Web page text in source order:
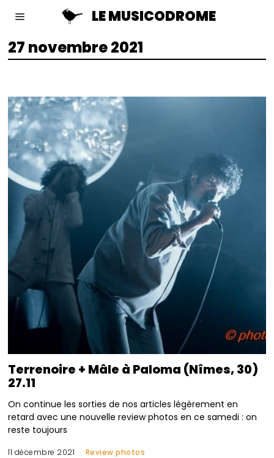
LE MUSICODROME
27 novembre 2021
Terrenoire + Mâle à Paloma (Nîmes, 30)
27.11
On continue les sorties de nos articles légèrement en
retard avec une nouvelle review photos en ce samedi : on
reste toujours
11 décembre 2021 Review photos